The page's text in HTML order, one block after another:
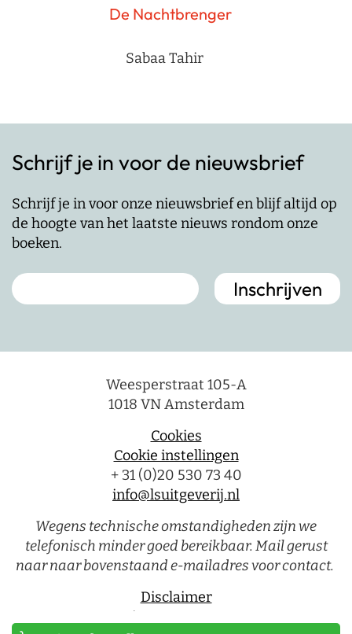
De Nachtbrenger
Sabaa Tahir
Schrijf je in voor de nieuwsbrief
Schrijf je in voor onze nieuwsbrief en blijf altijd op
de hoogte van het laatste nieuws rondom onze
boeken.
Weesperstraat 105-A
1018 VN Amsterdam
Cookies
Cookie instellingen
+ 31 (0)20 530 73 40
info@lsuitgeverij.nl
Wegens technische omstandigheden zijn we
telefonisch minder goed bereikbaar. Mail gerust
naar naar bovenstaand e-mailadres voor contact.
Disclaimer
Privacystatement